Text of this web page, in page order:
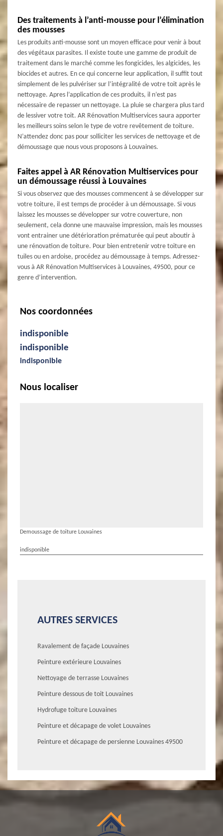
Des traitements à l’anti-mousse pour l’élimination
des mousses
Les produits anti-mousse sont un moyen efficace pour venir à bout
des végétaux parasites. Il existe toute une gamme de produit de
traitement dans le marché comme les fongicides, les algicides, les
biocides et autres. En ce qui concerne leur application, il suffit tout
simplement de les pulvériser sur l’intégralité de votre toit après le
nettoyage. Apres l’application de ces produits, il n’est pas
nécessaire de repasser un nettoyage. La pluie se chargera plus tard
de lessiver votre toit. AR Rénovation Multiservices saura apporter
les meilleurs soins selon le type de votre revêtement de toiture.
N’attendez donc pas pour solliciter les services de nettoyage et de
démoussage que nous vous proposons à Louvaines.
Faites appel à AR Rénovation Multiservices pour
un démoussage réussi à Louvaines
Si vous observez que des mousses commencent à se développer sur
votre toiture, il est temps de procéder à un démoussage. Si vous
laissez les mousses se développer sur votre couverture, non
seulement, cela donne une mauvaise impression, mais les mousses
vont entrainer une détérioration prématurée qui peut aboutir à
une rénovation de toiture. Pour bien entretenir votre toiture en
tuiles ou en ardoise, procédez au démoussage à temps. Adressez-
vous à AR Rénovation Multiservices à Louvaines, 49500, pour ce
genre d’intervention.
Nos coordonnées
indisponible
indisponible
indisponible
Nous localiser
Demoussage de toiture Louvaines
indisponible
AUTRES SERVICES
Ravalement de façade Louvaines
Peinture extérieure Louvaines
Nettoyage de terrasse Louvaines
Peinture dessous de toit Louvaines
Hydrofuge toiture Louvaines
Peinture et décapage de volet Louvaines
Peinture et décapage de persienne Louvaines 49500